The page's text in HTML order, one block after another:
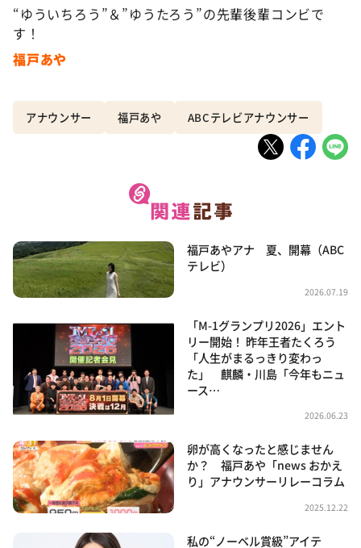
“ゆういちろう”＆”ゆうたろう”の先輩後輩コンビで
す！
福戸あや
アナウンサー 福戸あや ABCテレビアナウンサー
福戸あやアナ 夏、開幕（ABC
テレビ）
2026.07.19
「M-1グランプリ2026」エント
リー開始！ 昨年王者たくろう
「人生がまるっきり変わっ
た」 麒麟・川島「今年もニュ
ース…
2026.06.23
卵が高くなったと感じません
か？ 福戸あや「news おかえ
り」アナウンサーリレーコラム
2025.12.22
私の“ノーベル賞級”アイテ